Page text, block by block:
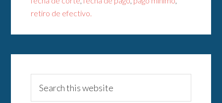
retiro de efectivo.